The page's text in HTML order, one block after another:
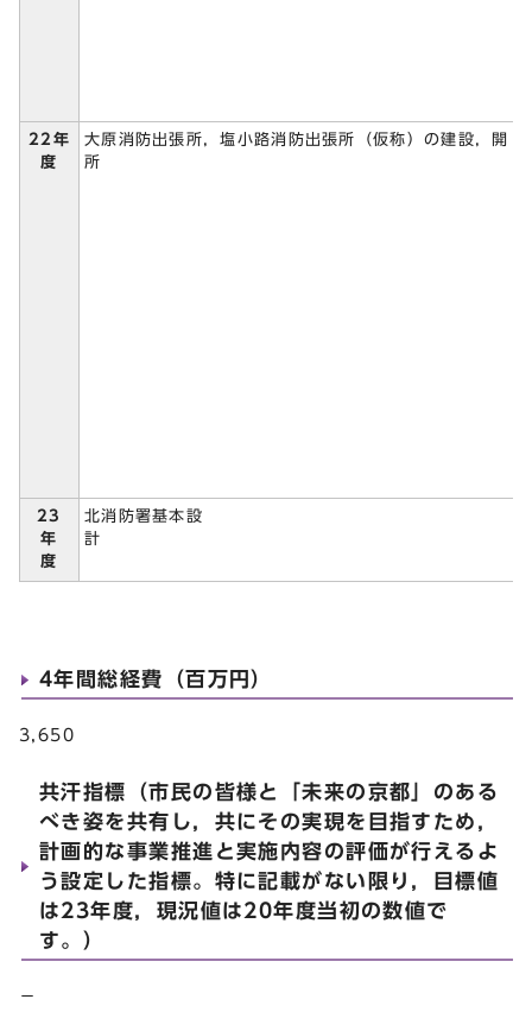
22年
度
大原消防出張所，塩小路消防出張所（仮称）の建設，開
所
23
年
度
北消防署基本設
計
4年間総経費（百万円）
3,650
共汗指標（市民の皆様と「未来の京都」のある
べき姿を共有し，共にその実現を目指すため，
計画的な事業推進と実施内容の評価が行えるよ
う設定した指標。特に記載がない限り，目標値
は23年度，現況値は20年度当初の数値で
す。）
－